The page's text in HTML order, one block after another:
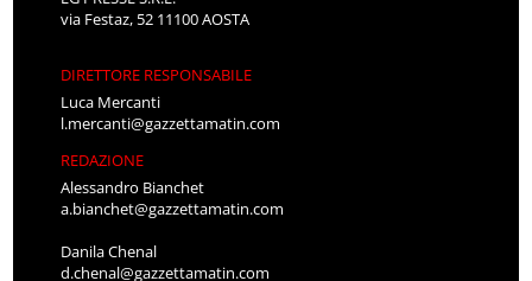
via Festaz, 52 11100 AOSTA
DIRETTORE RESPONSABILE
Luca Mercanti
l.mercanti@gazzettamatin.com
REDAZIONE
Alessandro Bianchet
a.bianchet@gazzettamatin.com
Danila Chenal
d.chenal@gazzettamatin.com